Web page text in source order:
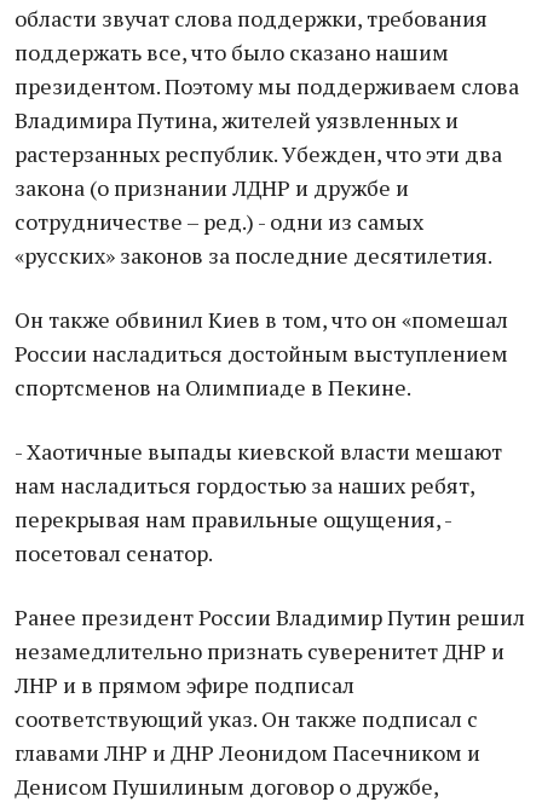
области звучат слова поддержки, требования
поддержать все, что было сказано нашим
президентом. Поэтому мы поддерживаем слова
Владимира Путина, жителей уязвленных и
растерзанных республик. Убежден, что эти два
закона (о признании ЛДНР и дружбе и
сотрудничестве – ред.) - одни из самых
«русских» законов за последние десятилетия.
Он также обвинил Киев в том, что он «помешал
России насладиться достойным выступлением
спортсменов на Олимпиаде в Пекине.
- Хаотичные выпады киевской власти мешают
нам насладиться гордостью за наших ребят,
перекрывая нам правильные ощущения, -
посетовал сенатор.
Ранее президент России Владимир Путин решил
незамедлительно признать суверенитет ДНР и
ЛНР и в прямом эфире подписал
соответствующий указ. Он также подписал с
главами ЛНР и ДНР Леонидом Пасечником и
Денисом Пушилиным договор о дружбе,